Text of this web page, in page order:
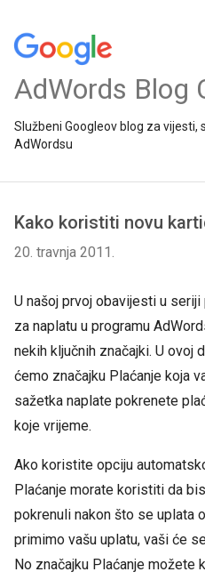
AdWords Blog
Službeni Googleov blog za vijesti,
AdWordsu
Kako koristiti novu
20. travnja 2011.
U našoj prvoj obavijesti u
za naplatu u programu
nekih ključnih značajki. U ovoj
ćemo značajku Plaćanje koja
sažetka naplate pokrenete
koje vrijeme.
Ako koristite opciju
Plaćanje morate koristiti da
pokrenuli nakon što se uplata
primimo vašu uplatu, vaši će
No značajku Plaćanje